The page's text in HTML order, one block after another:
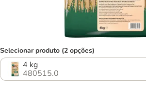
Selecionar produto (2 opções)
4 kg
480515.0